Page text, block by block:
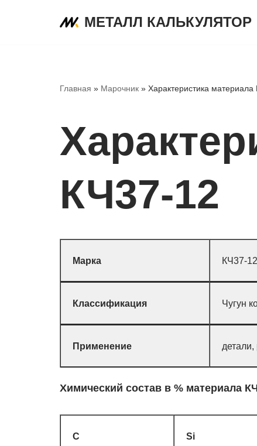
МЕТАЛЛ КАЛЬКУЛЯТОР
Главная » Марочник » Характеристика материала
КЧ37-12
Марка КЧ37-12
Классификация Чугун
Применение
Химический состав в % материала
C Si